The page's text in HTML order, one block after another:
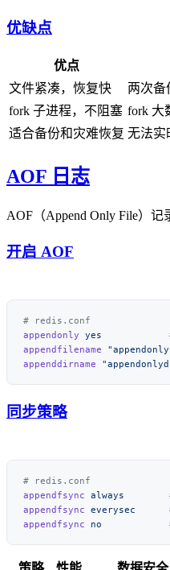
优缺点
优点
文件紧凑，恢复快
两次备
fork 子进程，不阻塞 fork 大
适合备份和灾难恢复 无法实
AOF 日志
AOF（Append Only File）记
开启 AOF
appendonly yes
appendfilename
appenddirname
同步策略
appendfsync always
appendfsync everysec
appendfsync no